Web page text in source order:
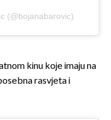
(@bojanabarovic)
kinu koje imaju na
rasvjeta i